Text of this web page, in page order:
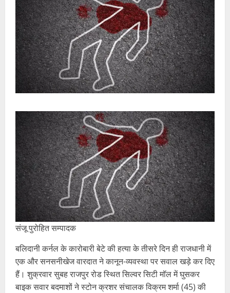
संजू पुरोहित सम्पादक
बलिदानी कर्नल के कारोबारी बेटे की हत्या के तीसरे दिन ही राजधानी में
एक और सनसनीखेज वारदात ने कानून-व्यवस्था पर सवाल खड़े कर दिए
हैं। शुक्रवार सुबह राजपुर रोड स्थित सिल्वर सिटी मॉल में घुसकर
बाइक सवार बदमाशों ने स्टोन क्रशर संचालक विक्रम शर्मा (45) की